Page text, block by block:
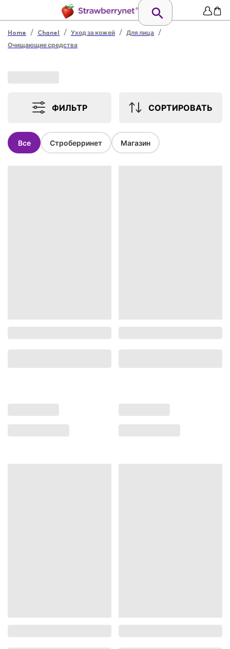
Home / Chanel / Уход за кожей / Для лица /
Очищающие средства
ФИЛЬТР СОРТИРОВАТЬ
Все Строберринет Магазин